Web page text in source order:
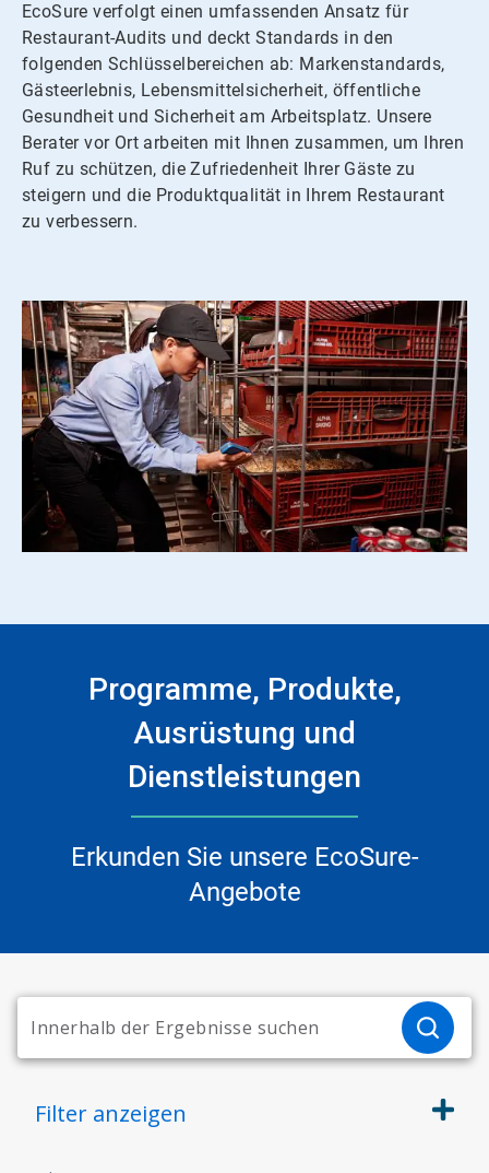
EcoSure verfolgt einen umfassenden Ansatz für
Restaurant-Audits und deckt Standards in den
folgenden Schlüsselbereichen ab: Markenstandards,
Gästeerlebnis, Lebensmittelsicherheit, öffentliche
Gesundheit und Sicherheit am Arbeitsplatz. Unsere
Berater vor Ort arbeiten mit Ihnen zusammen, um Ihren
Ruf zu schützen, die Zufriedenheit Ihrer Gäste zu
steigern und die Produktqualität in Ihrem Restaurant
zu verbessern.
Programme, Produkte,
Ausrüstung und
Dienstleistungen
Erkunden Sie unsere EcoSure-
Angebote
Filter anzeigen